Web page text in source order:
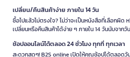
เปลี่ยน/คืนสินค้าง่าย ภายใน 14 วัน
ซื้อไปแล้วไม่ตรงใจ? ไม่ว่าจะเป็นหนังสือที่เลือกผิ
เปลี่ยนหรือคืนสินค้าได้ง่าย ๆ ภายใน 14 วันนับจากวั
ช้อปออนไลน์ได้ตลอด 24 ชั่วโมง ทุกที่ ทุกเวลา
สะดวกสุดๆ! B2S online เปิดให้คุณช้อปได้ตลอดวั